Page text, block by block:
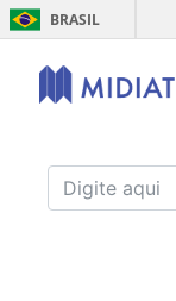
BRASIL